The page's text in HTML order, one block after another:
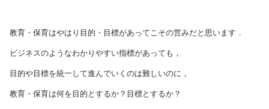
教育・保育はやはり目的・目標があってこその営みだと思います．
ビジネスのようなわかりやすい指標があっても，
目的や目標を統一して進んでいくのは難しいのに，
教育・保育は何を目的とするか？目標とするか？